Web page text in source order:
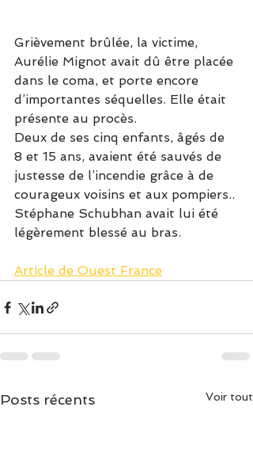
Grièvement brûlée, la victime,
Aurélie Mignot avait dû être placée
dans le coma, et porte encore
d’importantes séquelles. Elle était
présente au procès.
Deux de ses cinq enfants, âgés de
8 et 15 ans, avaient été sauvés de
justesse de l’incendie grâce à de
courageux voisins et aux pompiers..
Stéphane Schubhan avait lui été
légèrement blessé au bras.
Article de Ouest France
Posts récents Voir tout